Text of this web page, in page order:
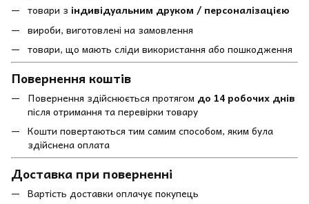
товари з індивідуальним друком / персоналізацією
вироби, виготовлені на замовлення
товари, що мають сліди використання або пошкодження
Повернення коштів
Повернення здійснюється протягом до 14 робочих днів
після отримання та перевірки товару
Кошти повертаються тим самим способом, яким була
здійснена оплата
Доставка при поверненні
Вартість доставки оплачує покупець